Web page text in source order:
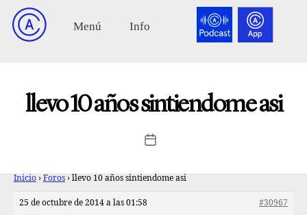
llevo 10 años sintiendome asi
Inicio › Foros › llevo 10 años sintiendome asi
25 de octubre de 2014 a las 01:58
#30967